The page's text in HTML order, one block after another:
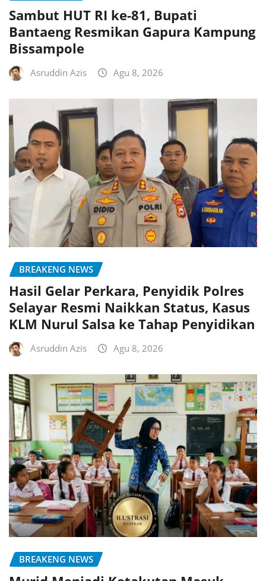
Sambut HUT RI ke-81, Bupati
Bantaeng Resmikan Gapura Kampung
Bissampole
Asruddin Azis Agu 8, 2026
BREAKENG NEWS
Hasil Gelar Perkara, Penyidik Polres
Selayar Resmi Naikkan Status, Kasus
KLM Nurul Salsa ke Tahap Penyidikan
Asruddin Azis Agu 8, 2026
BREAKENG NEWS